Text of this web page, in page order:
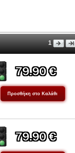
1